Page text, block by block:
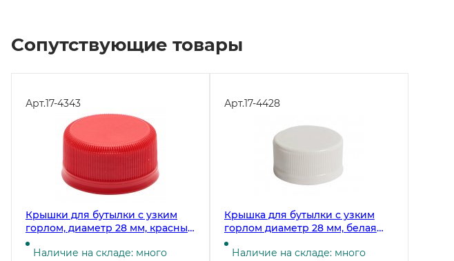
Сопутствующие товары
Арт.17-4343
Крышки для бутылки с узким
горлом, диаметр 28 мм, красные
АПГ, 100 штук (бутылки 17-3943,
17-4052, 17-4247, 17-4125)
Наличие на складе: много
Арт.17-4428
Крышка для бутылки с узким
горлом диаметр 28 мм, белая
АПГ, 100 штук (бутылки 17-3943,
17-4052, 17-4247, 17-4125)
Наличие на складе: много